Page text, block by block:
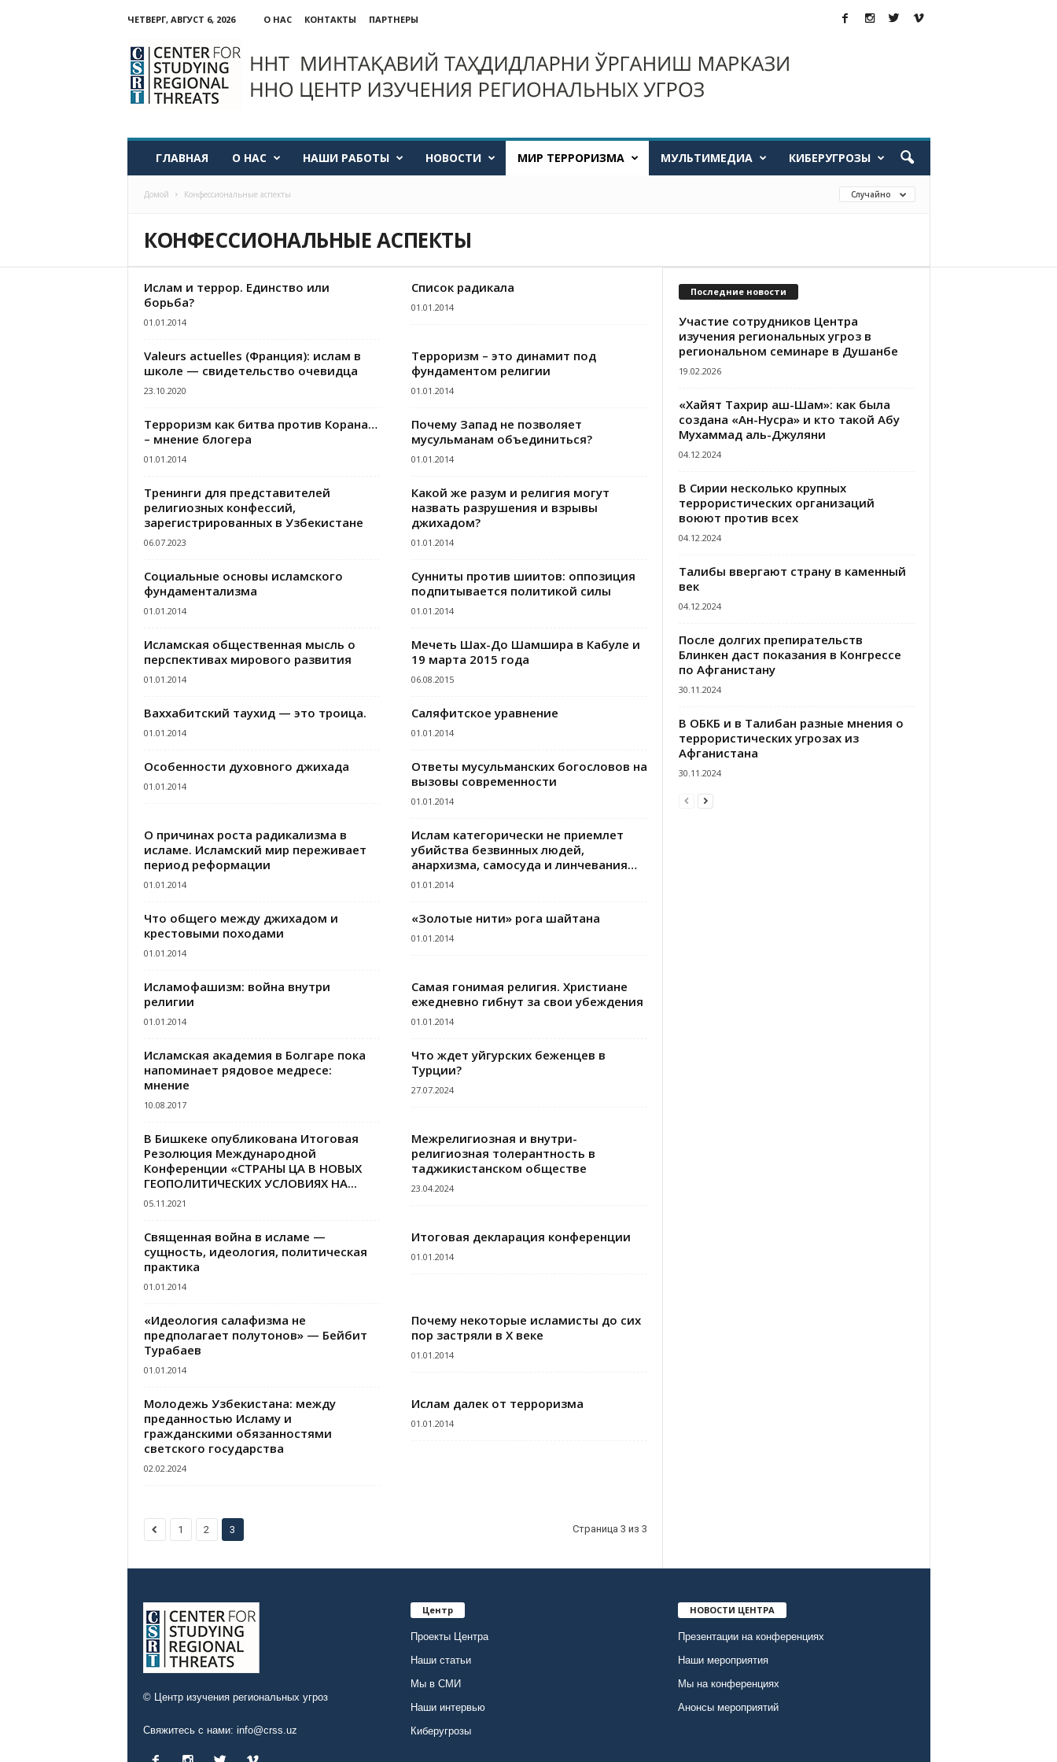
ЧЕТВЕРГ, АВГУСТ 6, 2026 О НАС КОНТАКТЫ
ПАРТНЕРЫ
Центр
изучения
региональных
угроз
ГЛАВНАЯ О НАС НАШИ РАБОТЫ НОВОСТИ МИР ТЕРРОРИЗМА МУЛЬТИМЕДИА КИБЕРУГРОЗЫ
Домой Конфессиональные аспекты Случайно
КОНФЕССИОНАЛЬНЫЕ АСПЕКТЫ
Ислам и террор. Единство или
борьба?
01.01.2014
Список радикала
01.01.2014
Valeurs actuelles (Франция): ислам в
школе — свидетельство очевидца
23.10.2020
Терроризм – это динамит под
фундаментом религии
01.01.2014
Терроризм как битва против Корана…
– мнение блогера
01.01.2014
Почему Запад не позволяет
мусульманам объединиться?
01.01.2014
Тренинги для представителей
религиозных конфессий,
зарегистрированных в Узбекистане
06.07.2023
Какой же разум и религия могут
назвать разрушения и взрывы
джихадом?
01.01.2014
Социальные основы исламского
фундаментализма
01.01.2014
Сунниты против шиитов: оппозиция
подпитывается политикой силы
01.01.2014
Исламская общественная мысль о
перспективах мирового развития
01.01.2014
Мечеть Шах-До Шамшира в Кабуле и
19 марта 2015 года
06.08.2015
Ваххабитский таухид — это троица.
01.01.2014
Саляфитское уравнение
01.01.2014
Особенности духовного джихада
01.01.2014
Ответы мусульманских богословов на
вызовы современности
01.01.2014
О причинах роста радикализма в
исламе. Исламский мир переживает
период реформации
01.01.2014
Ислам категорически не приемлет
убийства безвинных людей,
анархизма, самосуда и линчевания…
01.01.2014
Что общего между джихадом и
крестовыми походами
01.01.2014
«Золотые нити» рога шайтана
01.01.2014
Исламофашизм: война внутри
религии
01.01.2014
Самая гонимая религия. Христиане
ежедневно гибнут за свои убеждения
01.01.2014
Исламская академия в Болгаре пока
напоминает рядовое медресе:
мнение
10.08.2017
Что ждет уйгурских беженцев в
Турции?
27.07.2024
В Бишкеке опубликована Итоговая
Резолюция Международной
Конференции «СТРАНЫ ЦА В НОВЫХ
ГЕОПОЛИТИЧЕСКИХ УСЛОВИЯХ НА...
05.11.2021
Межрелигиозная и внутри-
религиозная толерантность в
таджикистанском обществе
23.04.2024
Священная война в исламе —
сущность, идеология, политическая
практика
01.01.2014
Итоговая декларация конференции
01.01.2014
«Идеология салафизма не
предполагает полутонов» — Бейбит
Турабаев
01.01.2014
Почему некоторые исламисты до сих
пор застряли в Х веке
01.01.2014
Молодежь Узбекистана: между
преданностью Исламу и
гражданскими обязанностями
светского государства
02.02.2024
Ислам далек от терроризма
01.01.2014
1 2 3 Страница 3 из 3
Последние новости
Участие сотрудников Центра
изучения региональных угроз в
региональном семинаре в Душанбе
19.02.2026
«Хайят Тахрир аш-Шам»: как была
создана «Ан-Нусра» и кто такой Абу
Мухаммад аль-Джуляни
04.12.2024
В Сирии несколько крупных
террористических организаций
воюют против всех
04.12.2024
Талибы ввергают страну в каменный
век
04.12.2024
После долгих препирательств
Блинкен даст показания в Конгрессе
по Афганистану
30.11.2024
В ОБКБ и в Талибан разные мнения о
террористических угрозах из
Афганистана
30.11.2024
© Центр изучения региональных угроз
Свяжитесь с нами: info@crss.uz
Центр
Проекты Центра
Наши статьи
Мы в СМИ
Наши интервью
Киберугрозы
НОВОСТИ ЦЕНТРА
Презентации на конференциях
Наши мероприятия
Мы на конференциях
Анонсы мероприятий